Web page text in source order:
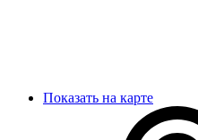
Показать на карте